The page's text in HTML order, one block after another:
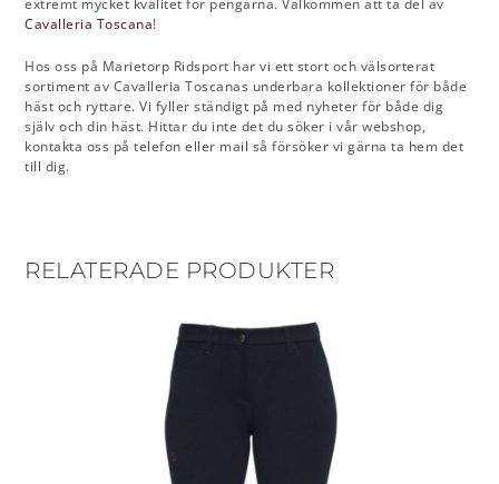
Cavalleria Toscana!
Hos oss på Marietorp Ridsport har vi ett stort och välsorterat
sortiment av Cavalleria Toscanas underbara kollektioner för både
häst och ryttare. Vi fyller ständigt på med nyheter för både dig
själv och din häst. Hittar du inte det du söker i vår webshop,
kontakta oss på telefon eller mail så försöker vi gärna ta hem det
till dig.
RELATERADE PRODUKTER